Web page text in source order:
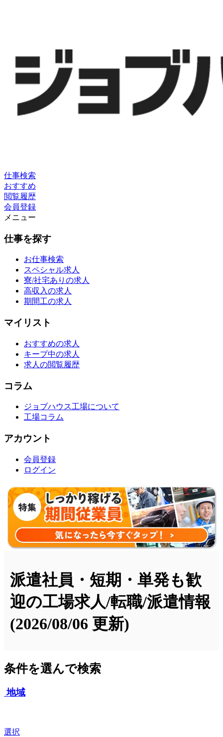
仕事検索
おすすめ
閲覧履歴
会員登録
メニュー
仕事を探す
お仕事検索
スペシャル求人
寮/社宅ありの求人
高収入の求人
期間工の求人
マイリスト
おすすめの求人
キープ中の求人
求人の閲覧履歴
コラム
ジョブハウス工場について
工場コラム
アカウント
会員登録
ログイン
派遣社員・短期・単発も歓
迎の工場求人/転職/派遣情報
(2026/08/06 更新)
条件を選んで検索
地域
選択